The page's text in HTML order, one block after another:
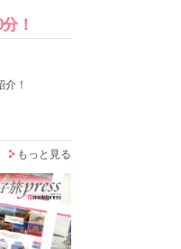
！
！
もっと見る